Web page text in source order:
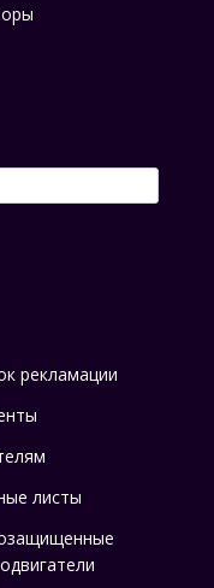
рекламации
листы